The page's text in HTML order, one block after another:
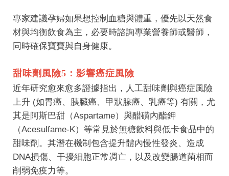
專家建議孕婦如果想控制血糖與體重，優先以天然食
材與均衡飲食為主，必要時諮詢專業營養師或醫師，
同時確保寶寶與自身健康。
甜味劑風險5：影響癌症風險
近年研究愈來愈多證據指出，人工甜味劑與癌症風險
上升 (如胃癌、胰臟癌、甲狀腺癌、乳癌等) 有關，尤
其是阿斯巴甜（Aspartame）與醋磺內酯鉀
（Acesulfame-K）等常見於無糖飲料與低卡食品中的
甜味劑。其潛在機制包含提升體內慢性發炎、造成
DNA損傷、干擾細胞正常凋亡，以及改變腸道菌相而
削弱免疫力等。